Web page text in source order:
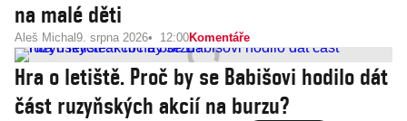
na malé děti
Aleš Michal 9. srpna 2026 12:00Komentáře
Hra o letiště. Proč by se Babišovi hodilo dát
část ruzyňských akcií na burzu?